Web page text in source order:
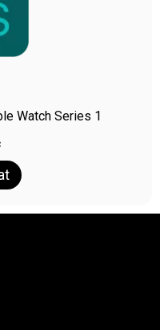
Watch Series 1